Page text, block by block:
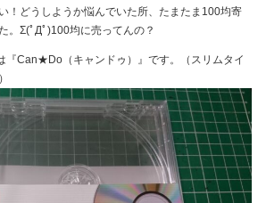
！どうしようか悩んでいた所、たまたま100均寄
。Σ(ﾟДﾟ)100均に売ってんの？
『Can★Do（キャンドゥ）』です。（スリムタイ